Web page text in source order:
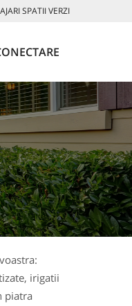
SPATII VERZI
irigatii
piatra